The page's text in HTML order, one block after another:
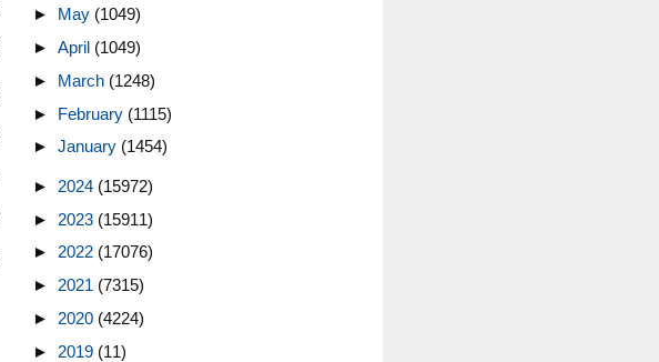
► May (1049)
► April (1049)
► March (1248)
► February (1115)
► January (1454)
► 2024 (15972)
► 2023 (15911)
► 2022 (17076)
► 2021 (7315)
► 2020 (4224)
► 2019 (11)